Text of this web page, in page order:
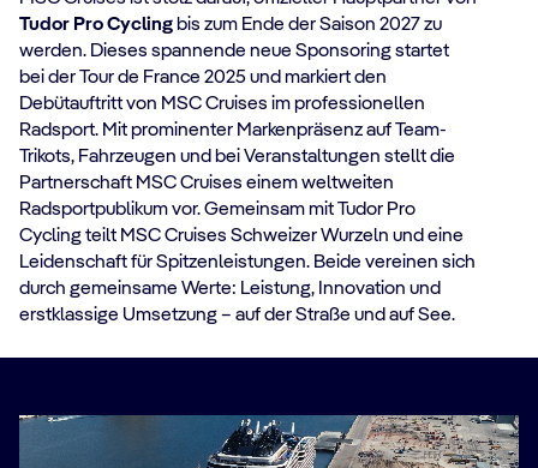
Tudor Pro Cycling bis zum Ende der Saison 2027 zu
werden. Dieses spannende neue Sponsoring startet
bei der Tour de France 2025 und markiert den
Debütauftritt von MSC Cruises im professionellen
Radsport. Mit prominenter Markenpräsenz auf Team-
Trikots, Fahrzeugen und bei Veranstaltungen stellt die
Partnerschaft MSC Cruises einem weltweiten
Radsportpublikum vor. Gemeinsam mit Tudor Pro
Cycling teilt MSC Cruises Schweizer Wurzeln und eine
Leidenschaft für Spitzenleistungen. Beide vereinen sich
durch gemeinsame Werte: Leistung, Innovation und
erstklassige Umsetzung – auf der Straße und auf See.